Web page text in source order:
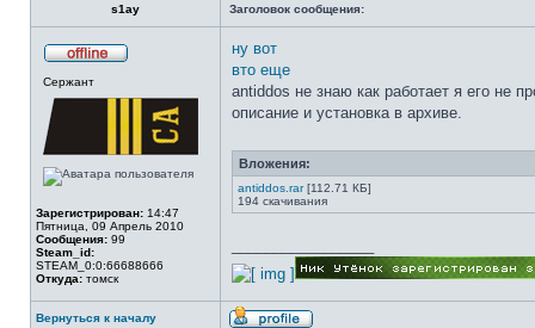
s1ay Заголовок сообщения:
сети
Сержант
Зарегистрирован: 14:47
Пятница, 09 Апрель 2010
Сообщения: 99
Steam_id:
STEAM_0:0:66688666
Откуда: томск
ну вот
вто еще
antiddos не знаю как работает я его не
описание и установка в архиве.
Вложения:
antiddos.rar[112.71 КБ]
194 скачивания
Вернуться к началу